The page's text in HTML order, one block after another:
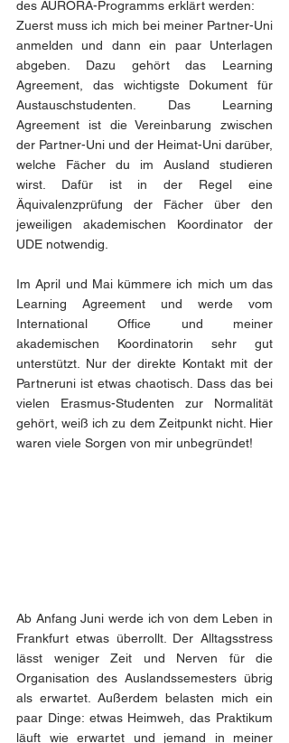
des AURORA-Programms erklärt werden:
Zuerst muss ich mich bei meiner Partner-Uni
anmelden und dann ein paar Unterlagen
abgeben. Dazu gehört das Learning
Agreement, das wichtigste Dokument für
Austauschstudenten. Das Learning
Agreement ist die Vereinbarung zwischen
der Partner-Uni und der Heimat-Uni darüber,
welche Fächer du im Ausland studieren
wirst. Dafür ist in der Regel eine
Äquivalenzprüfung der Fächer über den
jeweiligen akademischen Koordinator der
UDE notwendig.
Im April und Mai kümmere ich mich um das
Learning Agreement und werde vom
International Office und meiner
akademischen Koordinatorin sehr gut
unterstützt. Nur der direkte Kontakt mit der
Partneruni ist etwas chaotisch. Dass das bei
vielen Erasmus-Studenten zur Normalität
gehört, weiß ich zu dem Zeitpunkt nicht. Hier
waren viele Sorgen von mir unbegründet!
Ab Anfang Juni werde ich von dem Leben in
Frankfurt etwas überrollt. Der Alltagsstress
lässt weniger Zeit und Nerven für die
Organisation des Auslandssemesters übrig
als erwartet. Außerdem belasten mich ein
paar Dinge: etwas Heimweh, das Praktikum
läuft wie erwartet und jemand in meiner